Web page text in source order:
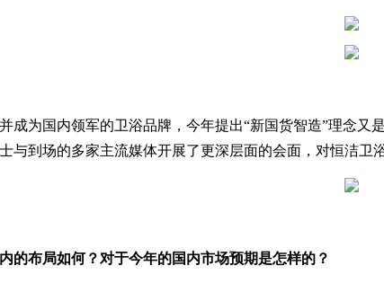
成为国内领军的卫浴品牌，今年提出“新国货智造”理念
与到场的多家主流媒体开展了更深层面的会面，对恒洁卫
的布局如何？对于今年的国内市场预期是怎样的？